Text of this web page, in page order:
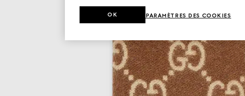
PARAMÈTRES DES COOKIES
OK